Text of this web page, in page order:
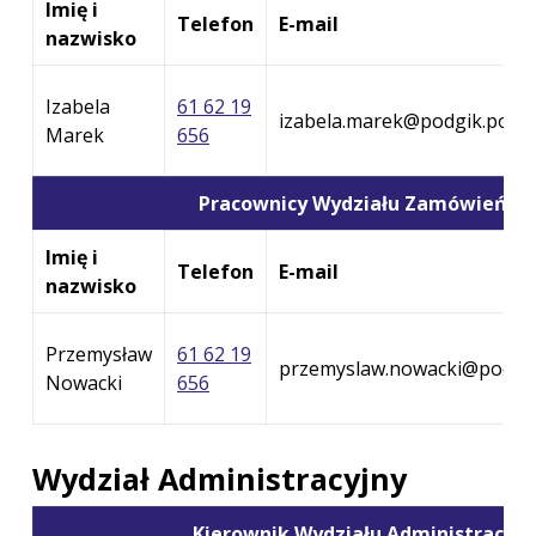
Imię i
nazwisko
Telefon E-mail
Izabela
Marek
61 62 19
656
Pracownicy Wydziału Zamówień
Imię i
nazwisko
Telefon E-mail
Przemysław
Nowacki
61 62 19
656
Wydział Administracyjny